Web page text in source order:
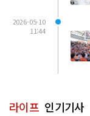
2026-05-10
11:44
라이프 인기기사